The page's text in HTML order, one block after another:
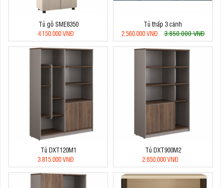
Tủ gỗ SME8350
4.150.000 VNĐ
Tủ thấp 3 cánh
2.560.000 VNĐ
3.850.000 VNĐ
Tủ DXT120M1
3.815.000 VNĐ
Tủ DXT900M2
2.650.000 VNĐ